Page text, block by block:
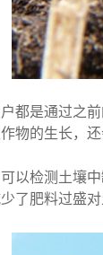
是通过之前
物的生长，
以检测土壤
了肥料过盛